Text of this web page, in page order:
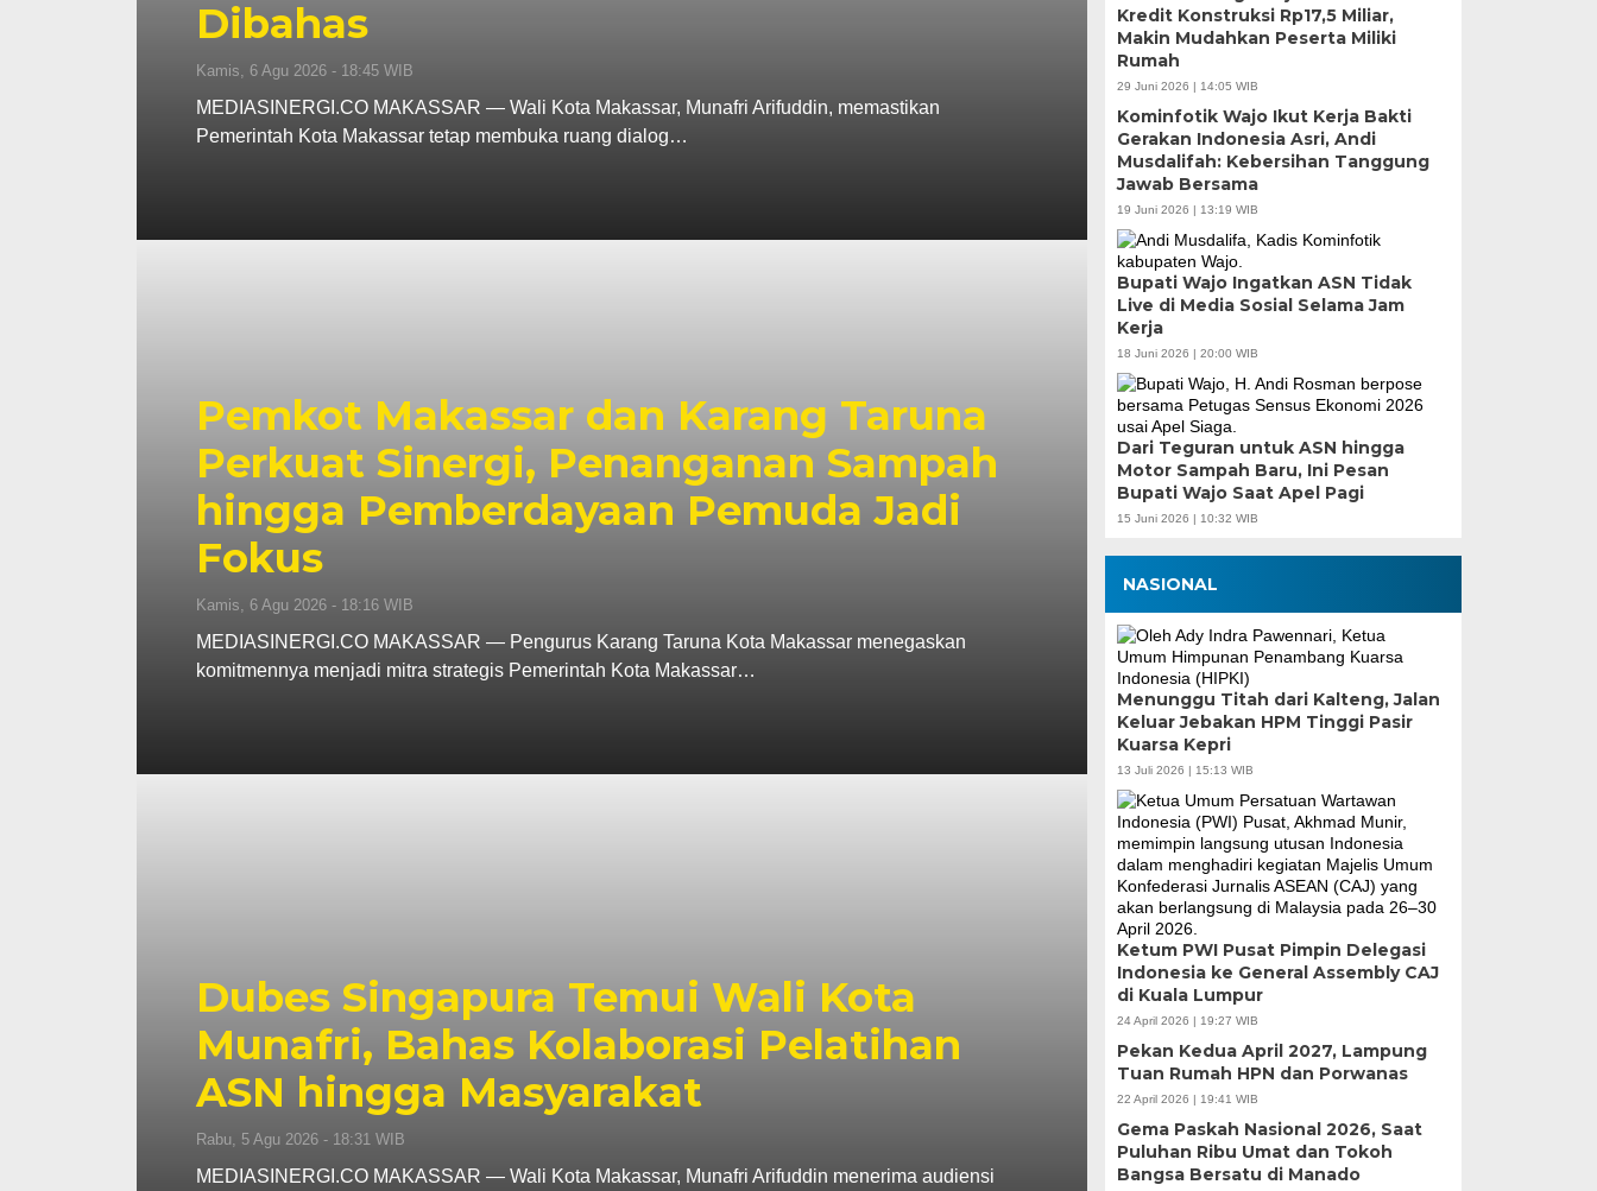
Dibahas
Kamis, 6 Agu 2026 - 18:45 WIB
MEDIASINERGI.CO MAKASSAR — Wali Kota Makassar, Munafri Arifuddin, memastikan
Pemerintah Kota Makassar tetap membuka ruang dialog…
Pemkot Makassar dan Karang Taruna
Perkuat Sinergi, Penanganan Sampah
hingga Pemberdayaan Pemuda Jadi
Fokus
Kamis, 6 Agu 2026 - 18:16 WIB
MEDIASINERGI.CO MAKASSAR — Pengurus Karang Taruna Kota Makassar menegaskan
komitmennya menjadi mitra strategis Pemerintah Kota Makassar…
Dubes Singapura Temui Wali Kota
Munafri, Bahas Kolaborasi Pelatihan
ASN hingga Masyarakat
Rabu, 5 Agu 2026 - 18:31 WIB
MEDIASINERGI.CO MAKASSAR — Wali Kota Makassar, Munafri Arifuddin menerima audiensi
Kredit Konstruksi Rp17,5 Miliar,
Makin Mudahkan Peserta Miliki
Rumah
29 Juni 2026 | 14:05 WIB
Kominfotik Wajo Ikut Kerja Bakti
Gerakan Indonesia Asri, Andi
Musdalifah: Kebersihan Tanggung
Jawab Bersama
19 Juni 2026 | 13:19 WIB
Bupati Wajo Ingatkan ASN Tidak
Live di Media Sosial Selama Jam
Kerja
18 Juni 2026 | 20:00 WIB
Dari Teguran untuk ASN hingga
Motor Sampah Baru, Ini Pesan
Bupati Wajo Saat Apel Pagi
15 Juni 2026 | 10:32 WIB
NASIONAL
Menunggu Titah dari Kalteng, Jalan
Keluar Jebakan HPM Tinggi Pasir
Kuarsa Kepri
13 Juli 2026 | 15:13 WIB
Ketum PWI Pusat Pimpin Delegasi
Indonesia ke General Assembly CAJ
di Kuala Lumpur
24 April 2026 | 19:27 WIB
Pekan Kedua April 2027, Lampung
Tuan Rumah HPN dan Porwanas
22 April 2026 | 19:41 WIB
Gema Paskah Nasional 2026, Saat
Puluhan Ribu Umat dan Tokoh
Bangsa Bersatu di Manado